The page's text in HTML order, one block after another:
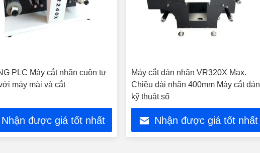
PLC Máy cắt nhãn cuộn tự
máy mài và cắt
Nhận được giá tốt nhất
Máy cắt dán nhãn VR320X Max.
Chiều dài nhãn 400mm Máy cắt dán
kỹ thuật số
Nhận được giá tốt nhất